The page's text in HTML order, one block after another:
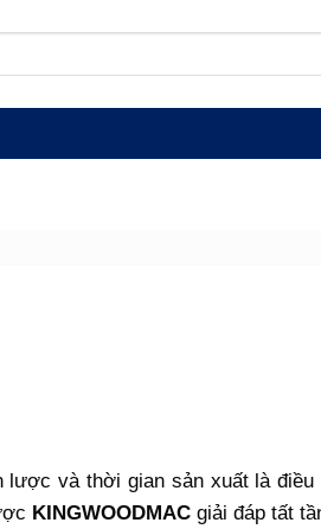
và thời gian sản xuất là điều
KINGWOODMAC giải đáp tất